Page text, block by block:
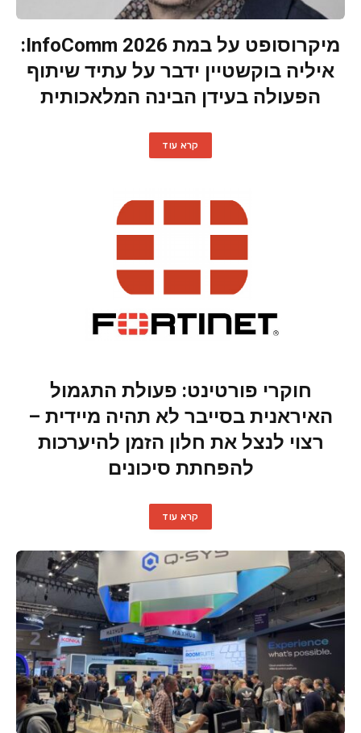
מיקרוסופט על במת InfoComm 2026:
איליה בוקשטיין ידבר על עתיד שיתוף
הפעולה בעידן הבינה המלאכותית
קרא עוד
חוקרי פורטינט: פעולת התגמול
האיראנית בסייבר לא תהיה מיידית –
רצוי לנצל את חלון הזמן להיערכות
להפחתת סיכונים
קרא עוד